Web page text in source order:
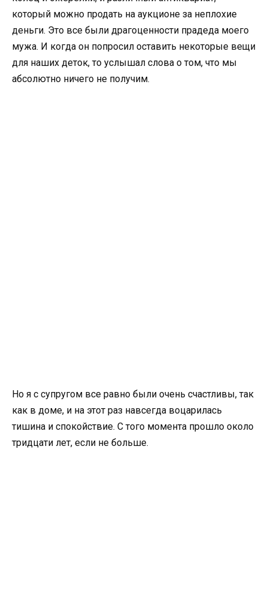
который можно продать на аукционе за неплохие
деньги. Это все были драгоценности прадеда моего
мужа. И когда он попросил оставить некоторые вещи
для наших деток, то услышал слова о том, что мы
абсолютно ничего не получим.
Но я с супругом все равно были очень счастливы, так
как в доме, и на этот раз навсегда воцарилась
тишина и спокойствие. С того момента прошло около
тридцати лет, если не больше.